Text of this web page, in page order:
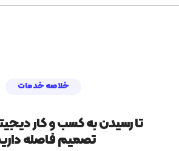
خلاصه خدمات
تا رسیدن به کسب و کار
تصمیم فاصله